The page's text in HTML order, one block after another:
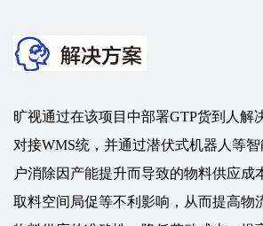
旷视通过在该项目中部署GTP货到人解
对接WMS统，并通过潜伏式机器人等
户消除因产能提升而导致的物料供应成
取料空间局促等不利影响，从而提高物